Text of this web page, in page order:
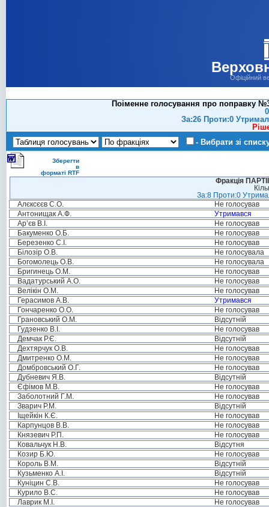
Офіційний
Поіменне голосування про поправку
За:26 Проти:0
- Вибрати зі
Зберегти
в
форматі RTF
Фракція
За:8 Проти:0
Алєксєєв С.О.
Не голосував
Антонищак А.Ф.
Утримався
Ар’єв В.І.
Не голосував
Бакуменко О.Б.
Не голосував
Березенко С.І.
Не голосував
Білозір О.В.
Не голосувала
Богомолець О.В.
Не голосувала
Бригинець О.М.
Не голосував
Вадатурський А.О.
Не голосував
Велікін О.М.
Не голосував
Герасимов А.В.
Утримався
Гончаренко О.О.
Не голосував
Грановський О.М.
Відсутній
Гудзенко В.І.
Не голосував
Демчак Р.Є.
Відсутній
Дехтярчук О.В.
Не голосував
Дмитренко О.М.
Не голосував
Домбровський О.Г.
Не голосував
Дубневич Я.В.
Відсутній
Єфімов М.В.
Не голосував
Заболотний Г.М.
Не голосував
Зварич Р.М.
Відсутній
Іщейкін К.Є.
Не голосував
Карпунцов В.В.
Не голосував
Князевич Р.П.
Не голосував
Ковальчук Н.В.
Відсутня
Козир Б.Ю.
Не голосував
Король В.М.
Відсутній
Кузьменко А.І.
Відсутній
Куніцин С.В.
Не голосував
Курило В.С.
Не голосував
Лаврик М.І.
Не голосував